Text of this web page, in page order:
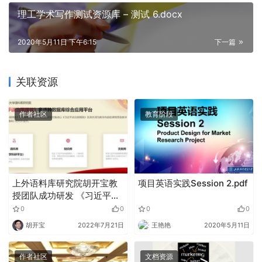
理工学术写作测试资源库 – 测试 6.docx
下一篇
2020年5月11日 下午6:15
关联资源
作者社区
上外语料库研究院胡开宝教
授团队成功研发 《习近平谈
治国理政》多语种数据库综
合平台并开展相关研究
0 0
胡开宝 2022年7月21日
教育阶段
项目英语实践Session 2.pdf
0 0
王艳艳 2020年5月11日
作者社区 文档资源